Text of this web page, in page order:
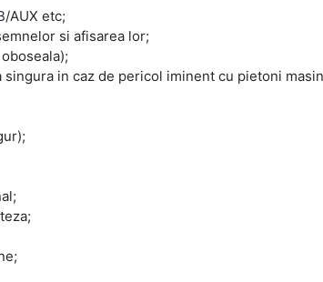
AUX etc;
si afisarea lor;
in caz de pericol iminent cu pietoni